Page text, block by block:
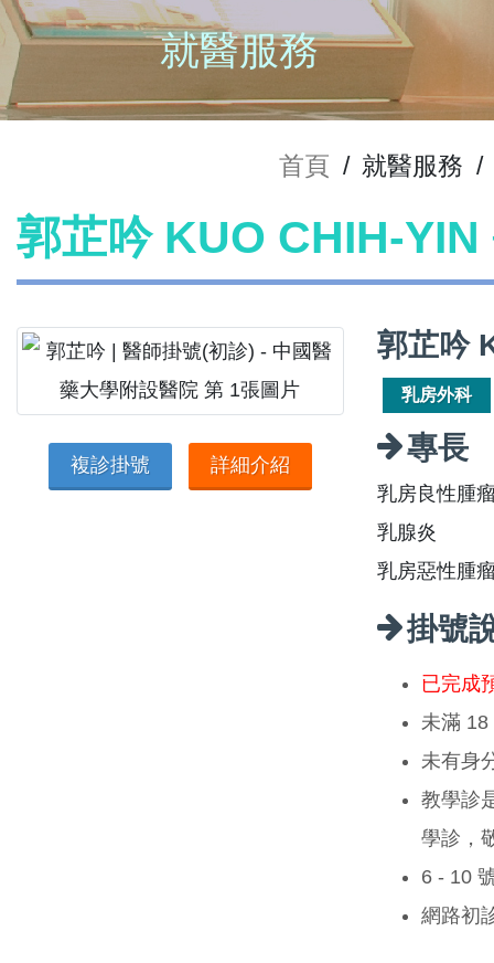
就醫服務
首頁 / 就醫服務 /
郭芷吟 KUO CHIH-
複診掛號 詳細介紹
郭芷吟
乳房外科
專長
乳房良性腫
乳腺炎
乳房惡性腫
掛號
已完成
未滿 18
未有身
教學診
學診，
6 - 10
網路初